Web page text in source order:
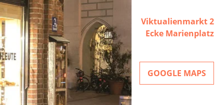
Viktualienmarkt 2
Ecke Marienplatz
GOOGLE MAPS